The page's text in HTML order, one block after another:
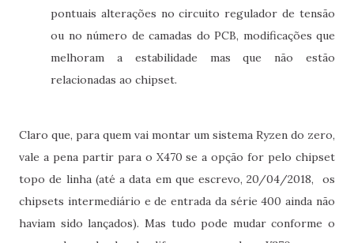
pontuais alterações no circuito regulador de tensão
ou no número de camadas do PCB, modificações que
melhoram a estabilidade mas que não estão
relacionadas ao chipset.
Claro que, para quem vai montar um sistema Ryzen do zero,
vale a pena partir para o X470 se a opção for pelo chipset
topo de linha (até a data em que escrevo, 20/04/2018, os
chipsets intermediário e de entrada da série 400 ainda não
haviam sido lançados). Mas tudo pode mudar conforme o